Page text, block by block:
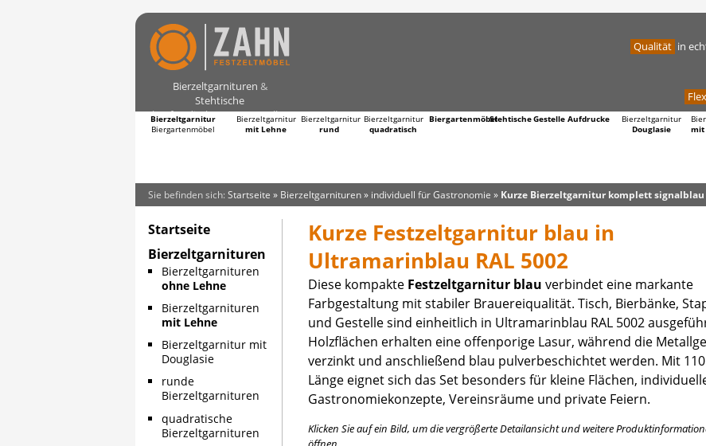
Bierzeltgarnituren &
Stehtische
kaufen direkt vom Hersteller
Qualität in
Bierzeltgarnitur
Biergartenmöbel
Bierzeltgarnitur
mit Lehne
Bierzeltgarnitur
rund
Bierzeltgarnitur
quadratisch
BiergartenmöbelStehtischeGestelle Aufdrucke
Bierzeltgarnitur
Douglasie
mit
Sie befinden sich: Startseite » Bierzeltgarnituren» individuell für Gastronomie » Kurze Bierzeltgarnitur komplett signalblau
Startseite
Bierzeltgarnituren
Bierzeltgarnituren
ohne Lehne
Bierzeltgarnituren
mit Lehne
Bierzeltgarnitur mit
Douglasie
runde
Bierzeltgarnituren
quadratische
Bierzeltgarnituren
Kurze Festzeltgarnitur blau in
Ultramarinblau RAL 5002
Diese kompakte Festzeltgarnitur blau verbindet eine markante
Farbgestaltung mit stabiler Brauereiqualität. Tisch, Bierbänke,
und Gestelle sind einheitlich in Ultramarinblau RAL 5002
Holzflächen erhalten eine offenporige Lasur, während die
verzinkt und anschließend blau pulverbeschichtet werden. Mit
Länge eignet sich das Set besonders für kleine Flächen,
Gastronomiekonzepte, Vereinsräume und private Feiern.
Klicken Sie auf ein Bild, um die vergrößerte Detailansicht und weitere